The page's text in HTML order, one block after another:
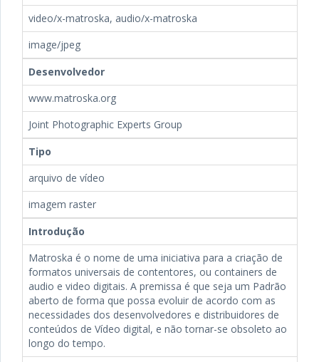
video/x-matroska, audio/x-matroska
image/jpeg
Desenvolvedor
www.matroska.org
Joint Photographic Experts Group
Tipo
arquivo de vídeo
imagem raster
Introdução
Matroska é o nome de uma iniciativa para a criação de
formatos universais de contentores, ou containers de
audio e video digitais. A premissa é que seja um Padrão
aberto de forma que possa evoluir de acordo com as
necessidades dos desenvolvedores e distribuidores de
conteúdos de Vídeo digital, e não tornar-se obsoleto ao
longo do tempo.